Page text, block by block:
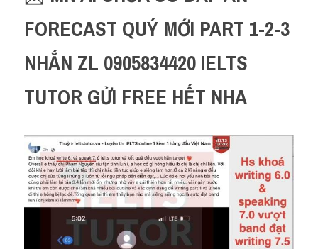
FORECAST QUÝ MỚI PART 1-2-3
NHẮN ZL 0905834420 IELTS
TUTOR GỬI FREE HẾT NHA